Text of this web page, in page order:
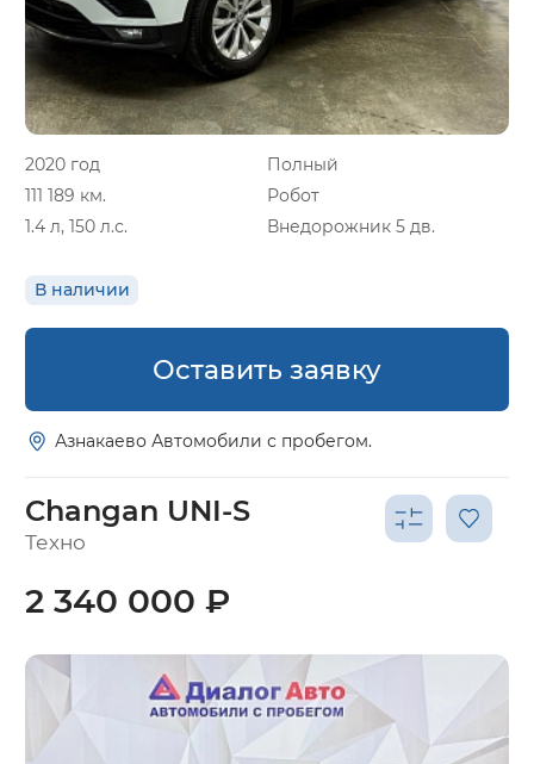
2020 год
Полный
111 189 км.
Робот
1.4 л, 150 л.с.
Внедорожник 5 дв.
В наличии
Оставить заявку
Азнакаево Автомобили с пробегом.
Changan UNI-S
Техно
2 340 000 ₽